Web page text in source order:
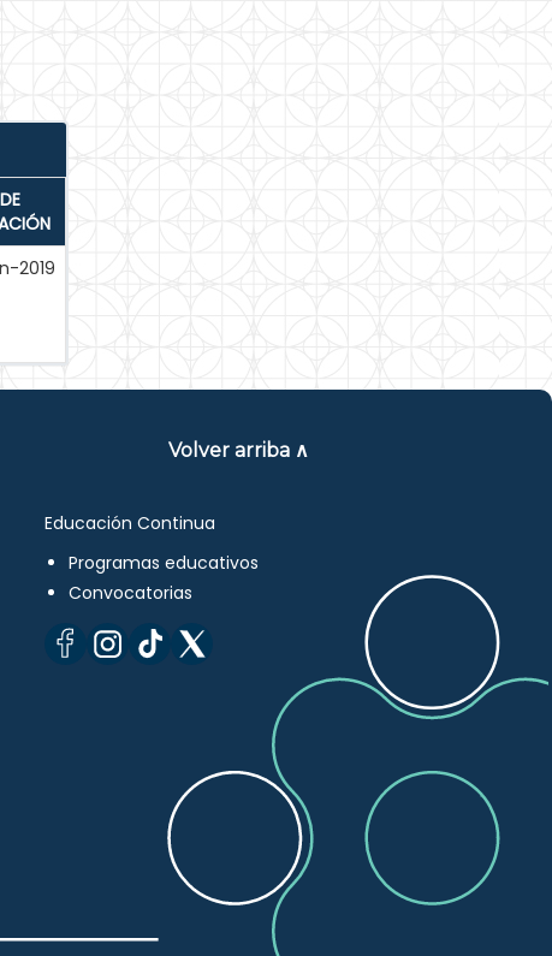
2019
Volver arriba ∧
Educación Continua
Programas educativos
Convocatorias